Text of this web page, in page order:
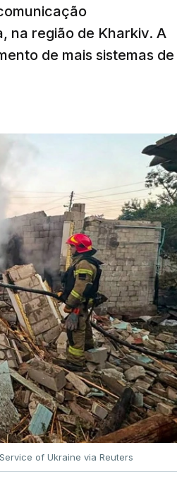
na região de Kharkiv. A
de mais sistemas de
of Ukraine via Reuters